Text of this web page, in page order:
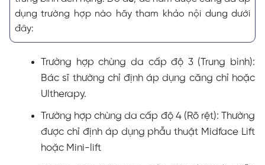
dụng trường hợp nào hãy tham khảo nội dung dưới
đây:
Trường hợp chùng da cấp độ 3 (Trung bình):
Bác sĩ thường chỉ định áp dụng căng chỉ hoặc
Ultherapy.
Trường hợp chùng da cấp độ 4 (Rõ rệt): Thường
được chỉ định áp dụng phẫu thuật Midface Lift
hoặc Mini-lift